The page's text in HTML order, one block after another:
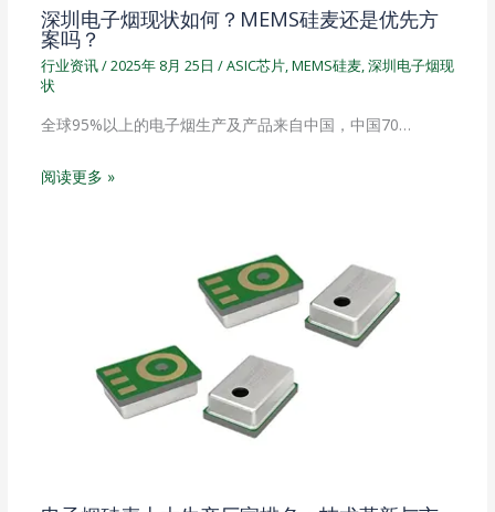
深圳电子烟现状如何？MEMS硅麦还是优先方
案吗？
行业资讯/2025年 8月 25日 /ASIC芯片,MEMS硅麦,深圳电子烟现
状
全球95%以上的电子烟生产及产品来自中国，中国70…
阅读更多 »